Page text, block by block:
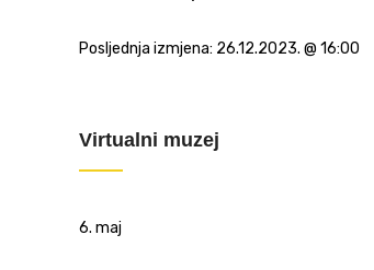
Posljednja izmjena: 26.12.2023. @ 16:00
Virtualni muzej
6. maj